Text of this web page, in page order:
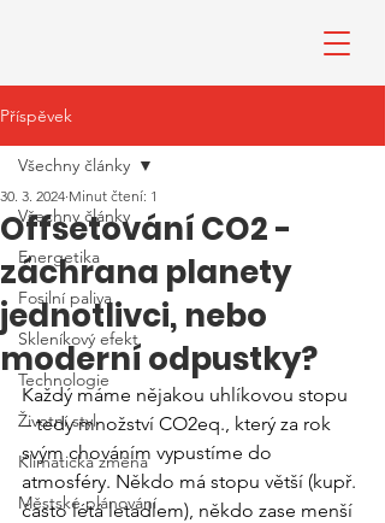
Příspěvek
Všechny články
Energetika
Fosilní paliva
Skleníkový efekt
Technologie
Životní styl
Klimatická změna
Městské plánování
Všechny články
Offsetování CO2 -
záchrana planety
jednotlivci, nebo
moderní odpustky?
30. 3. 2024 Minut čtení: 1
Každý máme nějakou uhlíkovou stopu
– tedy množství CO2eq., který za rok
svým chováním vypustíme do
atmosféry. Někdo má stopu větší (kupř.
často létá letadlem), někdo zase menší